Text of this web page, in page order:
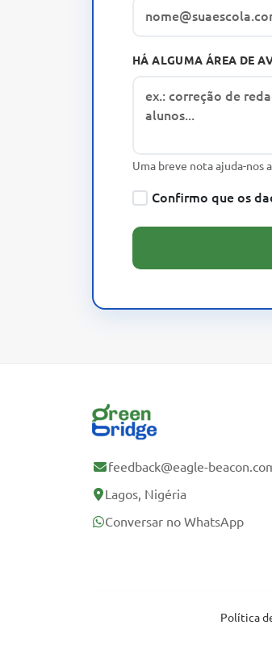
HÁ ALGUMA ÁREA DE
Uma breve nota ajuda-nos
Confirmo que os
feedback@eagle-
Lagos, Nigéria
Conversar no WhatsApp
Política